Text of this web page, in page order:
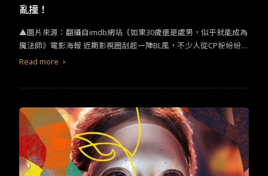
亂撞！
▲圖片來源：翻攝自imdb網站《如果30歲還是處男，似乎就能成為
魔法師》電影海報 近期影視圈刮起一陣BL風，不少人從CP粉紛紛投
入追BL劇的行列中，跌入「耽美」BL坑，開始趁著追劇或是看電影
BL劇釋出劇照，總讓粉絲尖叫不已。 《陳情令》
Read more